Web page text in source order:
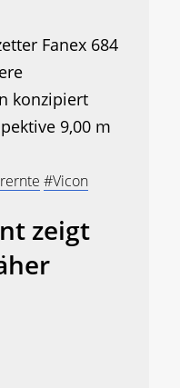
Fanex 684
konzipiert
9,00 m
#Vicon
zeigt